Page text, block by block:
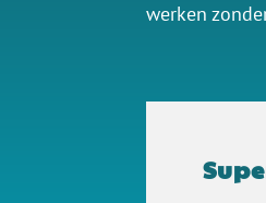
werken